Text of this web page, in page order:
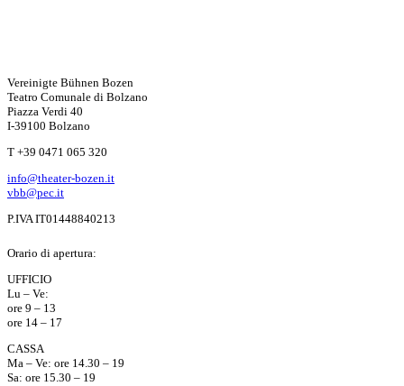
Vereinigte Bühnen Bozen
Teatro Comunale di Bolzano
Piazza Verdi 40
I-39100 Bolzano
T +39 0471 065 320
info@theater-bozen.it
vbb@pec.it
P.IVA IT01448840213
Orario di apertura:
UFFICIO
Lu – Ve:
ore 9 – 13
ore 14 – 17
CASSA
Ma – Ve: ore 14.30 – 19
Sa: ore 15.30 – 19